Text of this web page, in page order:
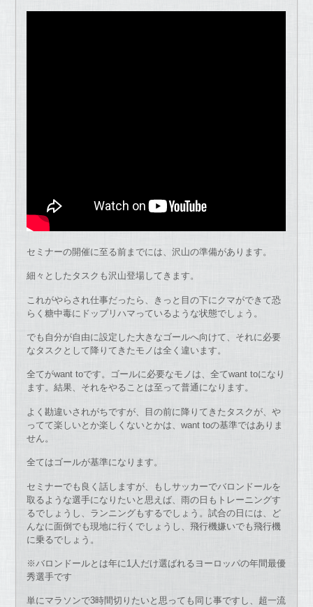
セミナーの開催に至る前までには、沢山の準備があります。
細々としたタスクも沢山登場してきます。
これがやらされ仕事だったら、きっと目の下にクマができて恐
らく糖中毒にドップリハマっているような状態でしょう。
でも自分が自由に設定した大きなゴールへ向けて、それに必要
なタスクとして降りてきたモノは全く違います。
全てがwant toです。ゴールに必要なモノは、全てwant toになり
ます。結果、それをやることは至って普通になります。
よく勘違いされがちですが、目の前に降りてきたタスクが、や
ってて楽しいとか楽しくないとかは、want toの基準ではありま
せん。
全てはゴールが基準になります。
セミナーでも良く話しますが、もしサッカーでバロンドールを
取るような選手になりたいと思えば、雨の日もトレーニングす
るでしょうし、ランニングもするでしょう。試合の日には、ど
んなに面倒でも現地に行くでしょうし、飛行機嫌いでも飛行機
に乗るでしょう。
※バロンドールとは年に1人だけ選ばれるヨーロッパの年間最優
秀選手です
単にマラソンで3時間切りたいと思っても同じ事ですし、超一流